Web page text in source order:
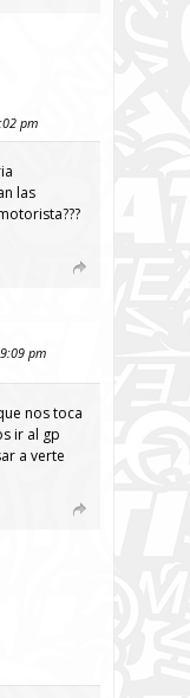
pm
las
pm
nos toca
ir al gp
a verte